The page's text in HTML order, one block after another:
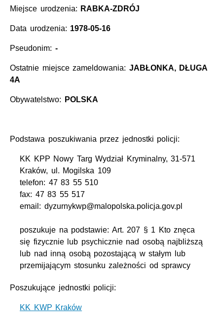
Miejsce urodzenia: RABKA-ZDRÓJ
Data urodzenia: 1978-05-16
Pseudonim: -
Ostatnie miejsce zameldowania: JABŁONKA, DŁUGA
4A
Obywatelstwo: POLSKA
Podstawa poszukiwania przez jednostki policji:
KK KPP Nowy Targ Wydział Kryminalny, 31-571
Kraków, ul. Mogilska 109
telefon: 47 83 55 510
fax: 47 83 55 517
email: dyzurnykwp@malopolska.policja.gov.pl
poszukuje na podstawie: Art. 207 § 1 Kto znęca
się fizycznie lub psychicznie nad osobą najbliższą
lub nad inną osobą pozostającą w stałym lub
przemijającym stosunku zależności od sprawcy
Poszukujące jednostki policji:
KK KWP Kraków